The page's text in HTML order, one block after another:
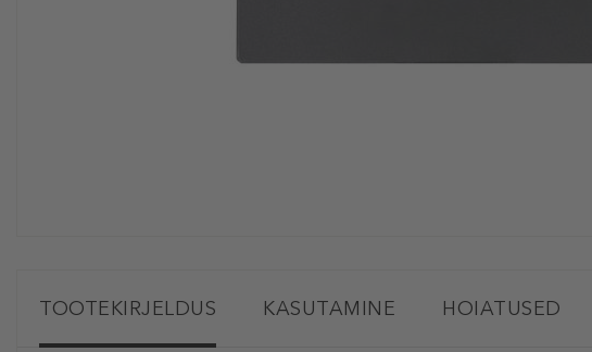
TOOTEKIRJELDUS KASUTAMINE HOIATUSED